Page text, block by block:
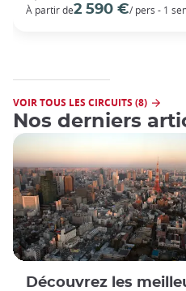
À partir de2 590 €/ pers - 1
VOIR TOUS LES CIRCUITS (8)
Nos derniers
Découvrez les